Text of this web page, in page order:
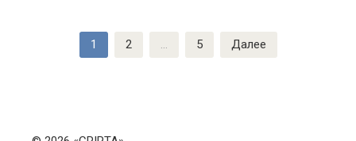
1 2 … 5 Далее